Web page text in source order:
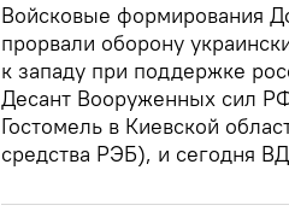
Войсковые формирования
прорвали оборону
к западу при поддержке
Десант Вооруженных сил
Гостомель в Киевской
средства РЭБ), и сегодня